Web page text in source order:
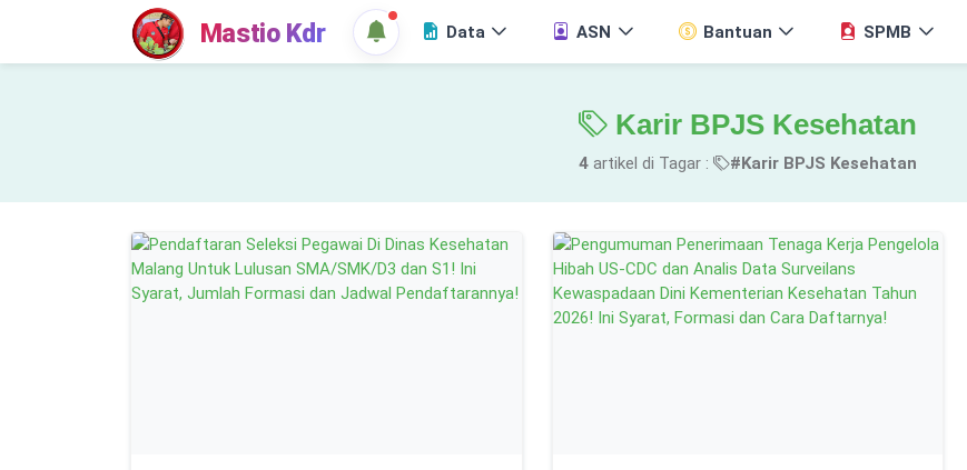
Mastio Kdr Data ASN Bantuan SPMB
Karir BPJS Kesehatan
4 artikel di Tagar : #Karir BPJS Kesehatan